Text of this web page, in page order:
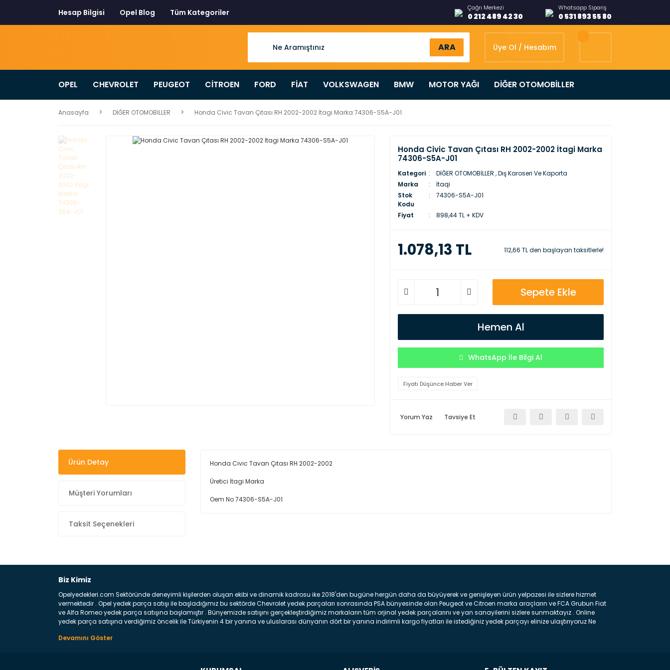
Hesap Bilgisi Opel Blog Tüm Kategoriler Çağrı Merkezi
0 212 489 42 30
Whatsapp Sipariş
0 531 893 55 80
ARA Üye Ol / Hesabım
OPEL CHEVROLET PEUGEOT CİTROEN FORD FİAT VOLKSWAGEN BMW MOTOR YAĞI DİĞER OTOMOBİLLER
Anasayfa DİĞER OTOMOBİLLER Honda Civic Tavan Çıtası RH 2002-2002 İtagi Marka 74306-S5A-J01
Honda Civic Tavan Çıtası RH 2002-2002 İtagi Marka
74306-S5A-J01
Kategori DİĞER OTOMOBİLLER ,Dış Karoseri Ve Kaporta
Marka
İtaqi
Stok
Kodu
74306-S5A-J01
Fiyat 898,44 TL + KDV
1.078,13 TL 112,66 TL den başlayan taksitlerle!
Sepete Ekle
Hemen Al
WhatsApp İle Bilgi Al
Fiyatı Düşünce Haber Ver
Yorum Yaz Tavsiye Et
Ürün Detay
Müşteri Yorumları
Taksit Seçenekleri
Honda Civic Tavan Çıtası RH 2002-2002
Üretici İtagi Marka
Oem No 74306-S5A-J01
Biz Kimiz
Opelyedekleri.com Sektöründe deneyimli kişilerden oluşan ekibi ve dinamik kadrosu ike 2018'den bugüne hergün daha da büyüyerek ve genişleyen ürün yelpazesi ile sizlere hizmet
vermektedir . Opel yedek parça satışı ile başladığımız bu sektörde Chevrolet yedek parçaları sonrasında PSA bünyesinde olan Peugeot ve Citroen marka araçların ve FCA Grubun Fiat
ve Alfa Romeo yedek parça satışına başlamıştır . Bünyemizde satışını gerçekleştirdiğimiz markaların tüm orjinal yedek parçalarını ve yan sanayilerini sizlere sunmaktayız . Online
yedek parça satışına verdiğimiz öncelik ile Türkiyenin 4 bir yanına ve uluslarası dünyanın dört bir yanına indirimli kargo fiyatları ile istediğiniz yedek parçayı elinize ulaştırıyoruz Ne
belirttiğimiz parçalar sizlere fikir sağlayacaktır. Ön Tampon : Aracınızın ön kısmında bulunan plastik darbe emici amacı ile yapılmış olan kaporta aksam parçasıdır. Çamurluk :
üretilmiş disk ile teması sayesinde durmayı sağlayan aksam parçadır . Fren Diski : Aracımızın ön ve arka tekerlerinde bulunan frenleme ana elemanıdır . Hangi Araçlara Yedek Parça